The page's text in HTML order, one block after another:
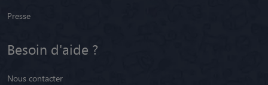
Presse
Besoin d'aide ?
Nous contacter